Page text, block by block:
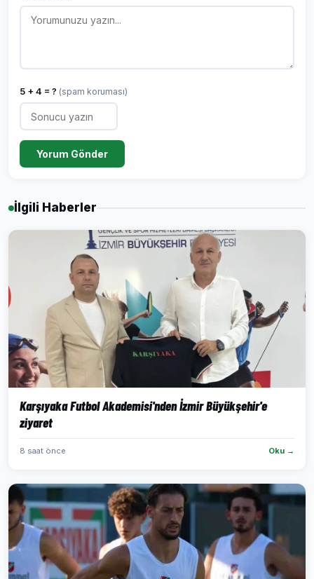
5 + 4 = ? (spam koruması)
Yorum Gönder
İlgili Haberler
Karşıyaka Futbol Akademisi'nden İzmir Büyükşehir'e
ziyaret
8 saat önce Oku →